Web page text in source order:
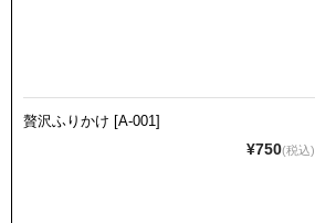
贅沢ふりかけ [A-001]
¥750(税込)